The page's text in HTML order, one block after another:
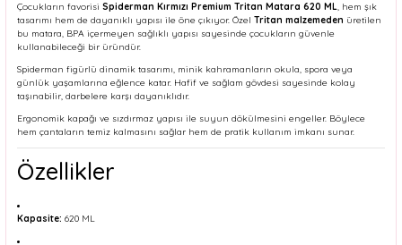
Çocukların favorisi Spiderman Kırmızı Premium Tritan Matara 620 ML, hem şık
tasarımı hem de dayanıklı yapısı ile öne çıkıyor. Özel Tritan malzemeden üretilen
bu matara, BPA içermeyen sağlıklı yapısı sayesinde çocukların güvenle
kullanabileceği bir üründür.
Spiderman figürlü dinamik tasarımı, minik kahramanların okula, spora veya
günlük yaşamlarına eğlence katar. Hafif ve sağlam gövdesi sayesinde kolay
taşınabilir, darbelere karşı dayanıklıdır.
Ergonomik kapağı ve sızdırmaz yapısı ile suyun dökülmesini engeller. Böylece
hem çantaların temiz kalmasını sağlar hem de pratik kullanım imkanı sunar.
Özellikler
Kapasite: 620 ML